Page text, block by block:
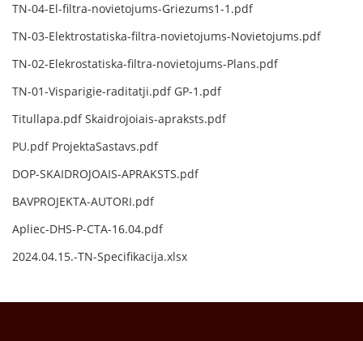
TN-04-El-filtra-novietojums-Griezums1-1.pdf
TN-03-Elektrostatiska-filtra-novietojums-Novietojums.pdf
TN-02-Elekrostatiska-filtra-novietojums-Plans.pdf
TN-01-Visparigie-raditatji.pdf GP-1.pdf
Titullapa.pdfSkaidrojoiais-apraksts.pdf
PU.pdf ProjektaSastavs.pdf
DOP-SKAIDROJOAIS-APRAKSTS.pdf
BAVPROJEKTA-AUTORI.pdf
Apliec-DHS-P-CTA-16.04.pdf
2024.04.15.-TN-Specifikacija.xlsx